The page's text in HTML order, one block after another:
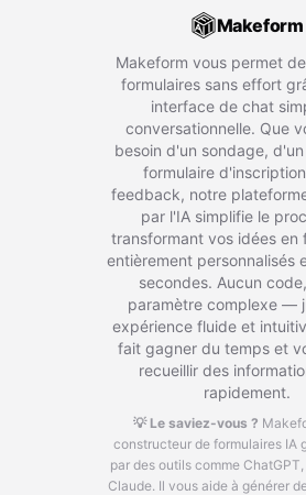
Makeform
Makeform vous permet
formulaires sans effort
interface de chat
conversationnelle. Que
besoin d'un sondage,
formulaire
feedback, notre
par l'IA simplifie le
transformant vos idées en
entièrement personnalisés
secondes. Aucun
paramètre complexe —
expérience fluide et
fait gagner du temps et
recueillir des
rapidement.
💡 Le saviez-vous ?
constructeur de formulaires IA
par des outils comme
Claude. Il vous aide à générer